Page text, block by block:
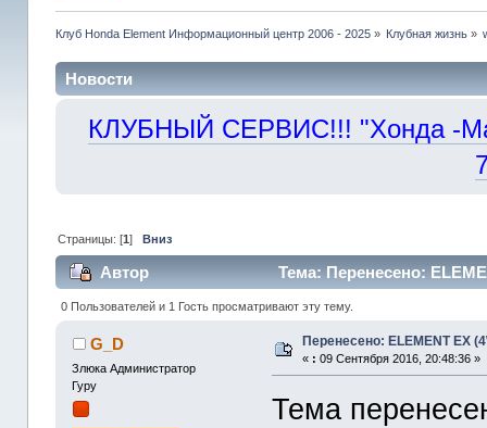
Клуб Honda Element Информационный центр 2006 - 2025» Клубная жизнь »
Новости
КЛУБНЫЙ СЕРВИС!!! "Хонда -
Страницы: [1] Вниз
Автор Тема: Перенесено:
0 Пользователей и 1 Гость просматривают эту тему.
G_D
Злюка Администратор
Гуру
Перенесено: ELEMENT EX
« : 09 Сентября 2016, 20:48:36 »
Тема